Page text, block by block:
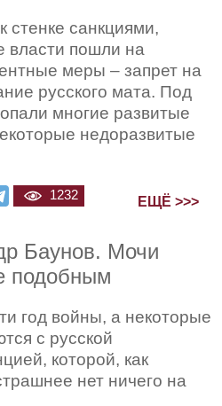
стенке санкциями,
власти пошли на
меры – запрет на
русского мата. Под
многие развитые
недоразвитые
1232 ЕЩЁ >>>
Баунов. Мочи
подобным
год войны, а некоторые
с русской
которой, как
нет ничего на